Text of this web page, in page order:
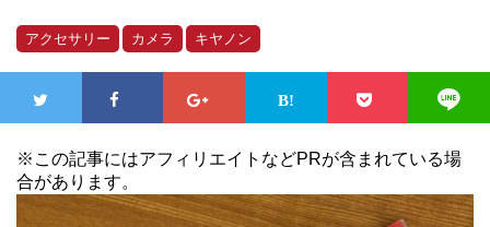
アクセサリー カメラ キヤノン
※この記事にはアフィリエイトなどPRが含まれている場
合があります。